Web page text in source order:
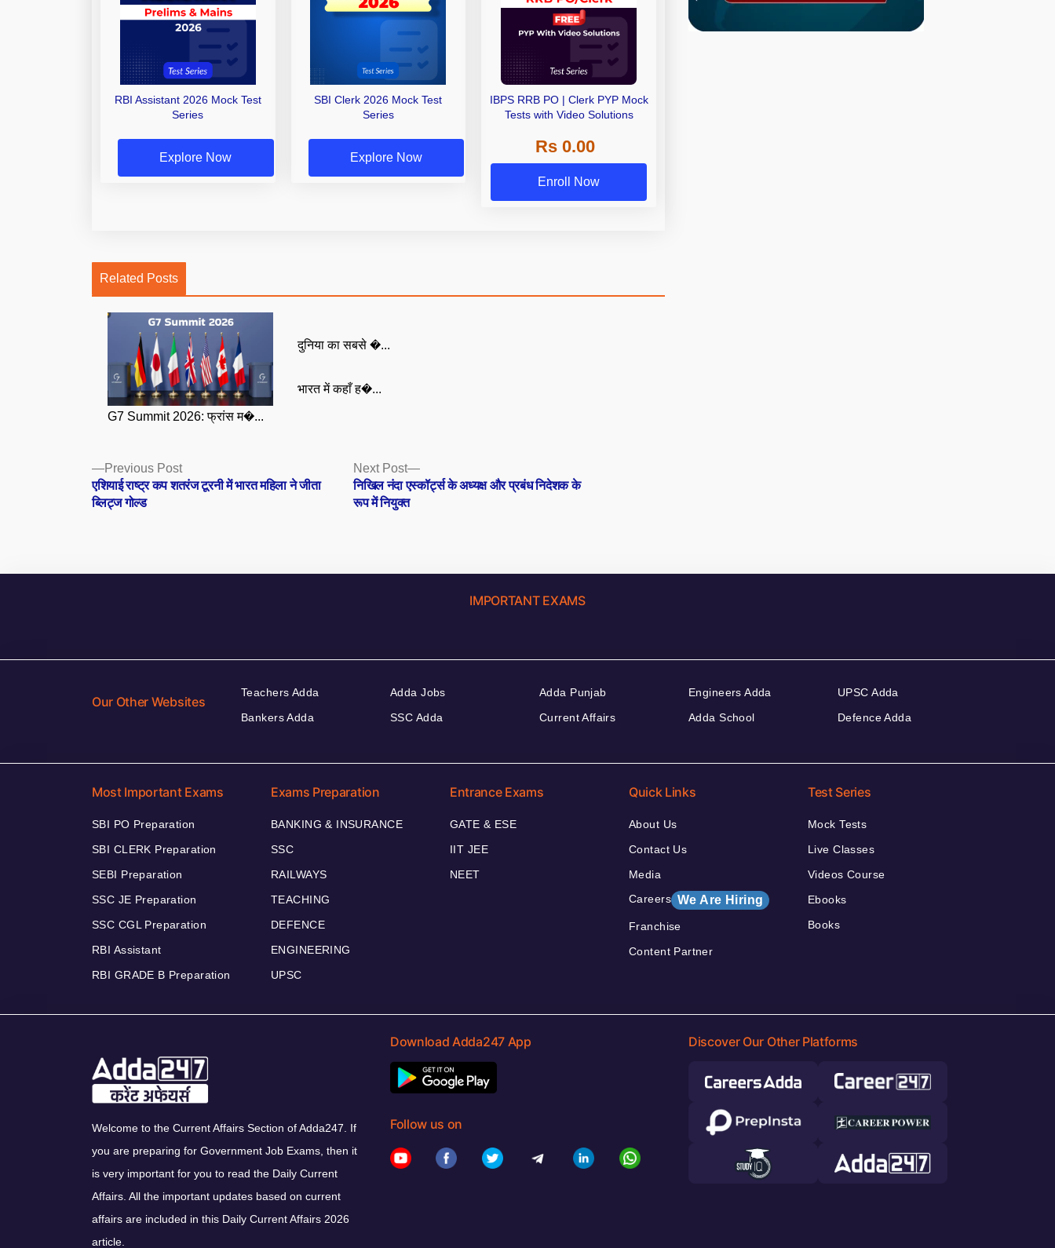
RBI Assistant 2026 Mock Test
Series
Explore Now
SBI Clerk 2026 Mock Test
Series
Explore Now
IBPS RRB PO | Clerk PYP Mock
Tests with Video Solutions
Rs 0.00
Enroll Now
Related Posts
G7 Summit 2026: फ्रांस म�...
दुनिया का सबसे �...
भारत में कहाँ ह�...
Posts
navigation
Previous PostPrevious
post:
एशियाई राष्ट्र कप शतरंज टूरनी में भारत महिला ने जीता
ब्लिट्ज गोल्ड
Next Post
Next
post:
निखिल नंदा एस्कॉर्ट्स के अध्यक्ष और प्रबंध निदेशक के
रूप में नियुक्त
IMPORTANT EXAMS
Our Other Websites
Teachers Adda
Bankers Adda
Adda Jobs
SSC Adda
Adda Punjab
Current Affairs
Engineers Adda
Adda School
UPSC Adda
Defence Adda
Most Important Exams
SBI PO Preparation
SBI CLERK Preparation
SEBI Preparation
SSC JE Preparation
SSC CGL Preparation
RBI Assistant
RBI GRADE B Preparation
Exams Preparation
BANKING & INSURANCE
SSC
RAILWAYS
TEACHING
DEFENCE
ENGINEERING
UPSC
Entrance Exams
GATE & ESE
IIT JEE
NEET
Quick Links
About Us
Contact Us
Media
Careers We Are Hiring
Franchise
Content Partner
Test Series
Mock Tests
Live Classes
Videos Course
Ebooks
Books
Welcome to the Current Affairs Section of Adda247. If
you are preparing for Government Job Exams, then it
is very important for you to read the Daily Current
Affairs. All the important updates based on current
affairs are included in this Daily Current Affairs 2026
article.
Download Adda247 App
Follow us on
Discover Our Other Platforms